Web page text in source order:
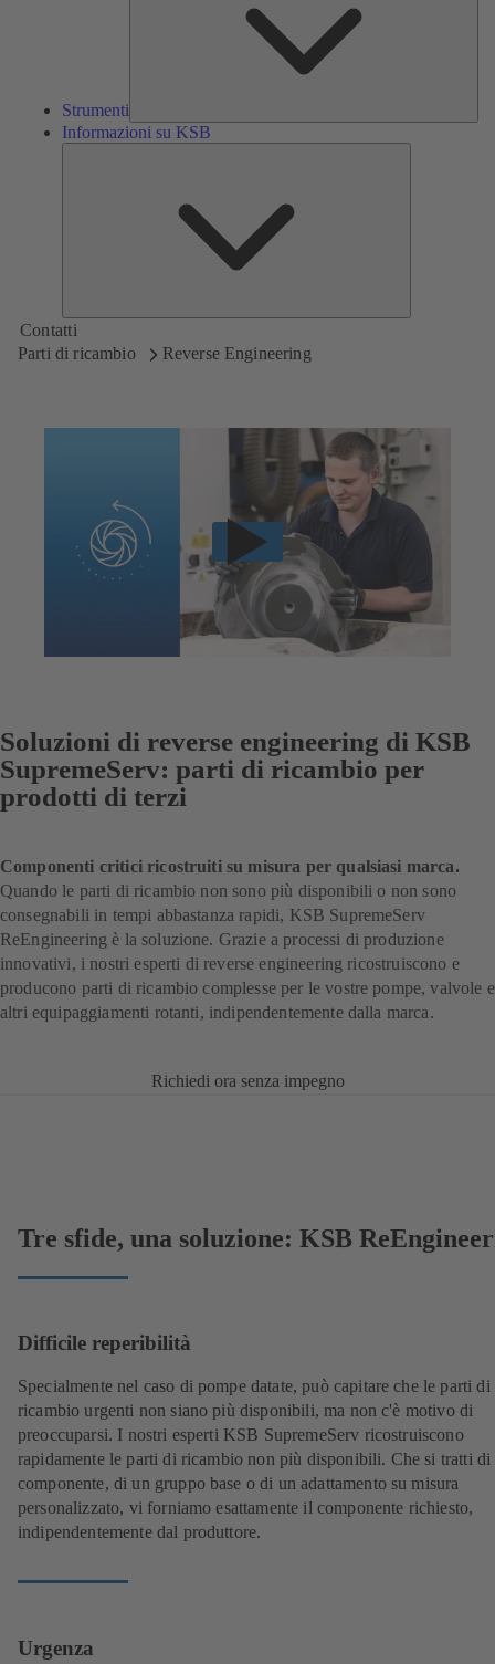
Strumenti
Informazioni su KSB
Contatti
Parti di ricambio
Reverse Engineering
Soluzioni di reverse engineering di KSB
SupremeServ: parti di ricambio per
prodotti di terzi
Componenti critici ricostruiti su misura per qualsiasi marca.
Quando le parti di ricambio non sono più disponibili o non sono
consegnabili in tempi abbastanza rapidi, KSB SupremeServ
ReEngineering è la soluzione. Grazie a processi di produzione
innovativi, i nostri esperti di reverse engineering ricostruiscono e
producono parti di ricambio complesse per le vostre pompe, valvole e
altri equipaggiamenti rotanti, indipendentemente dalla marca.
Richiedi ora senza impegno
Tre sfide, una soluzione: KSB
Difficile reperibilità
Specialmente nel caso di pompe datate, può capitare che le parti di
ricambio urgenti non siano più disponibili, ma non c'è motivo di
preoccuparsi. I nostri esperti KSB SupremeServ ricostruiscono
rapidamente le parti di ricambio non più disponibili. Che si tratti di
componente, di un gruppo base o di un adattamento su misura
personalizzato, vi forniamo esattamente il componente richiesto,
indipendentemente dal produttore.
Urgenza